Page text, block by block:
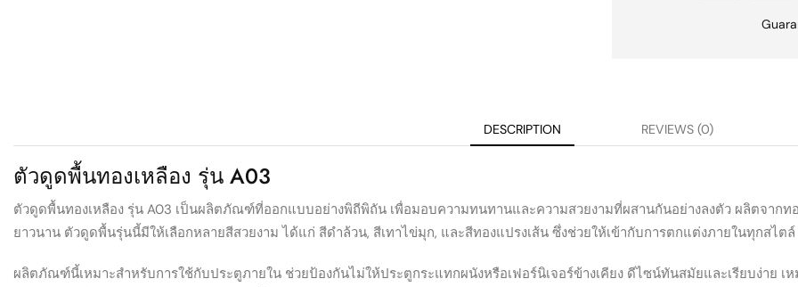
DESCRIPTION REVIEWS (0)
ตัวดูดพื้นทองเหลือง รุ่น A03
ตัวดูดพื้นทองเหลือง รุ่น A03 เป็นผลิตภัณฑ์ที่ออกแบบอย่างพิถีพิถัน เพื่อมอบความทนทานและความสวยงามที่ผสานกันอย่างลงตัว ผลิตจากท
ยาวนาน ตัวดูดพื้นรุ่นนี้มีให้เลือกหลายสีสวยงาม ได้แก่ สีดำล้วน, สีเทาไข่มุก, และสีทองแปรงเส้น ซึ่งช่วยให้เข้ากับการตกแต่งภายในทุกสไตล์
ผลิตภัณฑ์นี้เหมาะสำหรับการใช้กับประตูภายใน ช่วยป้องกันไม่ให้ประตูกระแทกผนังหรือเฟอร์นิเจอร์ข้างเคียง ดีไซน์ทันสมัยและเรียบง่าย เ